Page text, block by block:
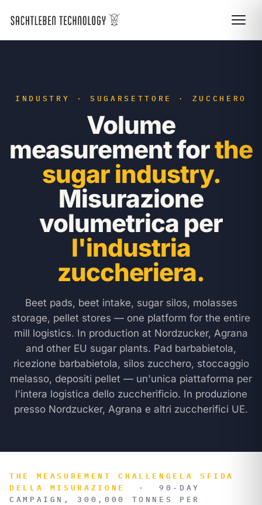
INDUSTRY · SUGARSETTORE · ZUCCHERO
Volume
measurement forthe
sugar industry.
Misurazione
volumetrica per
l'industria
zuccheriera.
Beet pads, beet intake, sugar silos, molasses
storage, pellet stores — one platform for the entire
mill logistics. In production at Nordzucker, Agrana
and other EU sugar plants. Pad barbabietola,
ricezione barbabietola, silos zucchero, stoccaggio
melasso, depositi pellet — un'unica piattaforma per
l'intera logistica dello zuccherificio. In produzione
presso Nordzucker, Agrana e altri zuccherifici UE.
THE MEASUREMENT CHALLENGE LA SFIDA
DELLA MISURAZIONE
·90-DAY
CAMPAIGN, 300,000 TONNES PER